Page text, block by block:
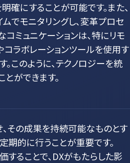
にすることが可能です。また、
でモニタリングし、変革プロセ
ミュニケーションは、特にリモ
ラボレーションツールを使用す
このように、テクノロジーを統
ができます。
その成果を持続可能なものとす
期的に行うことが重要です。
することで、DXがもたらした影